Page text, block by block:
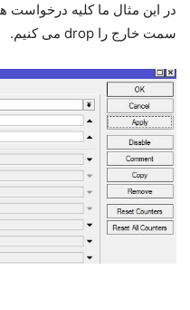
سمت خارج را drop می کنیم.